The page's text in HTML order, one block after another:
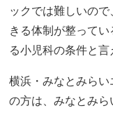
ックでは難しいの
きる体制が整って
る小児科の条件と言
横浜・みなとみら
の方は、みなとみ